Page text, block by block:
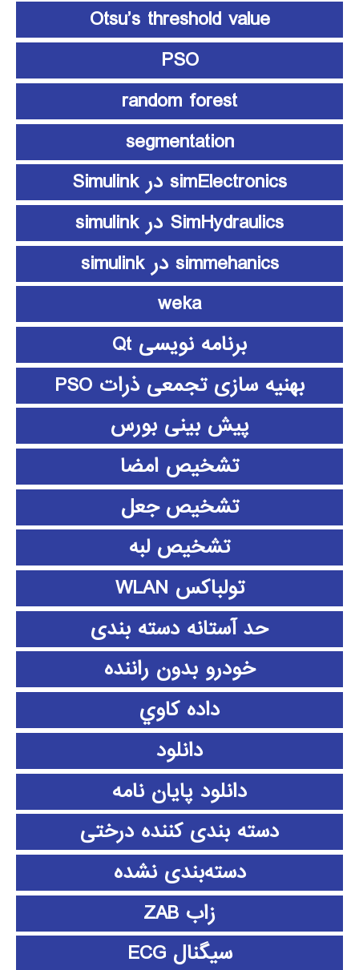
Otsu’s threshold value
PSO
random forest
segmentation
simElectronics در Simulink
SimHydraulics در simulink
simmehanics در simulink
weka
برنامه نویسی Qt
بهنیه سازی تجمعی ذرات PSO
پیش بینی بورس
تشخیص امضا
تشخیص جعل
تشخیص لبه
تولباکس WLAN
حد آستانه دسته بندی
خودرو بدون راننده
داده كاوي
دانلود
دانلود پايان نامه
دسته بندی کننده درختی
دسته‌بندی نشده
زاب ZAB
سیگنال ECG